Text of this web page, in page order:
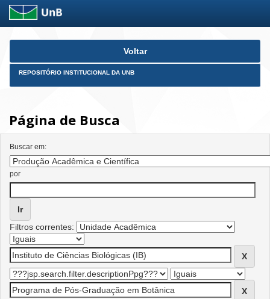
Skip
Voltar
REPOSITÓRIO INSTITUCIONAL DA UNB
Página de Busca
Buscar em:
por
Filtros correntes: